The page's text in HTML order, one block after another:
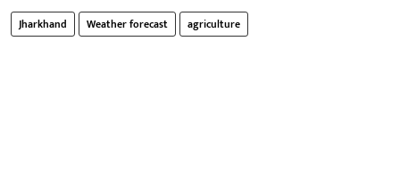
Jharkhand Weather forecast agriculture